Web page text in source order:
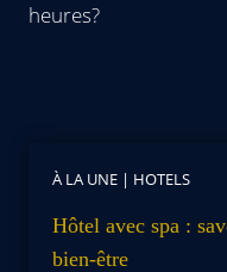
heures?
À LA UNE | HOTELS
Hôtel avec spa :
bien-être